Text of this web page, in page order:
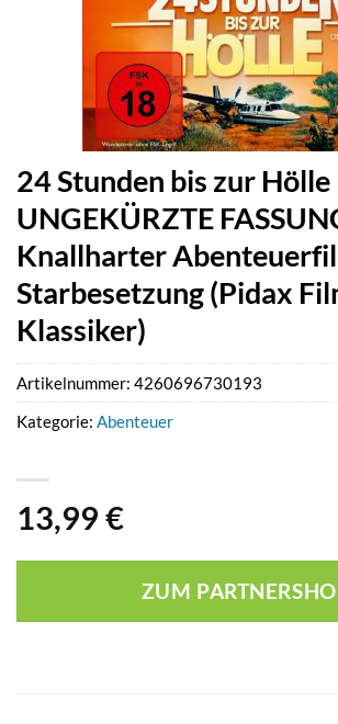
24 Stunden bis zur Hölle
UNGEKÜRZTE
Knallharter
Starbesetzung (Pidax
Klassiker)
13,99 €
ZUM
Artikelnummer: 4260696730193
Kategorie: Abenteuer